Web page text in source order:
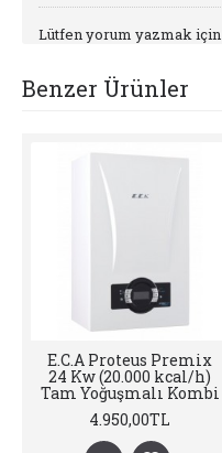
Lütfen yorum yazmak için
Benzer Ürünler
E.C.A Proteus Premix
24 Kw (20.000 kcal/h)
Tam Yoğuşmalı Kombi
4.950,00TL